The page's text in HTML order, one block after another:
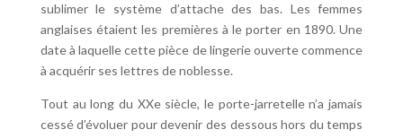
sublimer le système d’attache des bas. Les femmes
anglaises étaient les premières à le porter en 1890. Une
date à laquelle cette pièce de lingerie ouverte commence
à acquérir ses lettres de noblesse.
Tout au long du XXe siècle, le porte-jarretelle n’a jamais
cessé d’évoluer pour devenir des dessous hors du temps